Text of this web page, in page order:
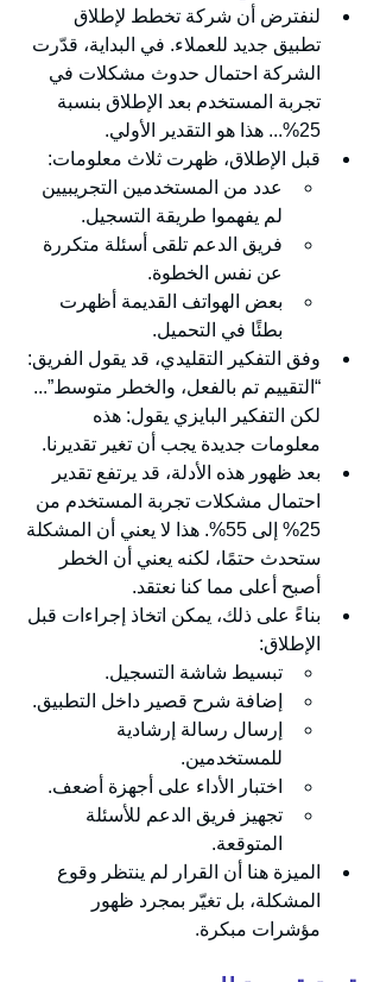
لنفترض أن شركة تخطط لإطلاق
تطبيق جديد للعملاء. في البداية، قدّرت
الشركة احتمال حدوث مشكلات في
تجربة المستخدم بعد الإطلاق بنسبة
25%... هذا هو التقدير الأولي.
قبل الإطلاق، ظهرت ثلاث معلومات:
عدد من المستخدمين التجريبيين
لم يفهموا طريقة التسجيل.
فريق الدعم تلقى أسئلة متكررة
عن نفس الخطوة.
بعض الهواتف القديمة أظهرت
بطئًا في التحميل.
وفق التفكير التقليدي، قد يقول الفريق:
“التقييم تم بالفعل، والخطر متوسط”...
لكن التفكير البايزي يقول: هذه
معلومات جديدة يجب أن تغير تقديرنا.
بعد ظهور هذه الأدلة، قد يرتفع تقدير
احتمال مشكلات تجربة المستخدم من
25% إلى 55%. هذا لا يعني أن المشكلة
ستحدث حتمًا، لكنه يعني أن الخطر
أصبح أعلى مما كنا نعتقد.
بناءً على ذلك، يمكن اتخاذ إجراءات قبل
الإطلاق:
تبسيط شاشة التسجيل.
إضافة شرح قصير داخل التطبيق.
إرسال رسالة إرشادية
للمستخدمين.
اختبار الأداء على أجهزة أضعف.
تجهيز فريق الدعم للأسئلة
المتوقعة.
الميزة هنا أن القرار لم ينتظر وقوع
المشكلة، بل تغيّر بمجرد ظهور
مؤشرات مبكرة.